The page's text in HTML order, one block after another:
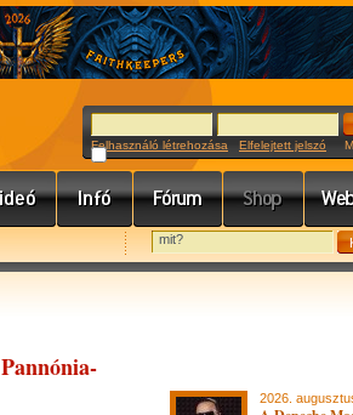
Felhasználó létrehozása Elfelejtett jelszó
2026.